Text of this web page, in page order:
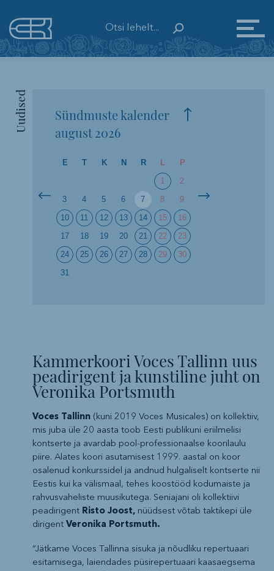
Uudised
Kammerkoori Voces Tallinn uus
peadirigent ja kunstiline juht on
Veronika Portsmuth
Voces Tallinn(kuni 2019 Voces Musicales) on kollektiiv,
mis juba üle 20 aasta toob Eesti publikuni eriilmelisi
kontserte ja avardab pool-professionaalse koorilaulu
piire. Alates koori asutamisest 1999. aastal on koor
osalenud konkurssidel ja andnud hulgaliselt kontserte nii
Eestis kui ka välismaal, tehes koostööd kodumaiste ja
rahvusvaheliste muusikutega. Seniajani oli kollektiivi
peadirigent Risto Joost, nüüdsest võtab taktikepi üle
dirigent Veronika Portsmuth.
“Jätkame Voces Tallinna sisuka ja nõudliku repertuaari
esitamisega, laiendades püsirepertuaari kaasaegsema
Sündmuste kalender
august2026
E T K N R L
P
1
2
3
4 5 6 7 8
9
10
11 12 13 14 15
16
17
18 19 20 21 22
23
24
25 26 27 28 29
30
31